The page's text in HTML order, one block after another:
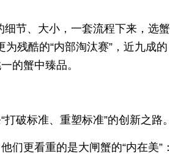
节、大小，一套流程下来，选蟹
残酷的“内部淘汰赛”，近九成的
的蟹中臻品。
破标准、重塑标准”的创新之路。
们更看重的是大闸蟹的“内在美”：